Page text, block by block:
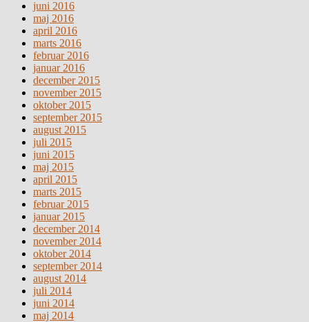
juni 2016
maj 2016
april 2016
marts 2016
februar 2016
januar 2016
december 2015
november 2015
oktober 2015
september 2015
august 2015
juli 2015
juni 2015
maj 2015
april 2015
marts 2015
februar 2015
januar 2015
december 2014
november 2014
oktober 2014
september 2014
august 2014
juli 2014
juni 2014
maj 2014